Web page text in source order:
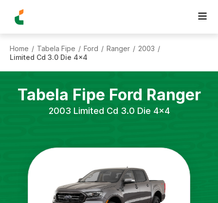
Home / Tabela Fipe / Ford / Ranger / 2003 /
Limited Cd 3.0 Die 4x4
Tabela Fipe Ford Ranger
2003 Limited Cd 3.0 Die 4x4